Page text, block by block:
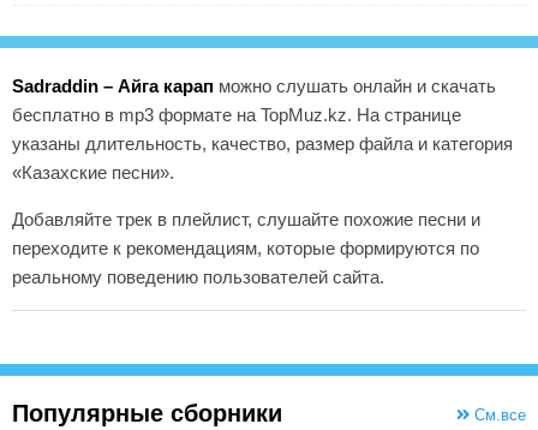
Sadraddin – Айга карап можно слушать онлайн и скачать
бесплатно в mp3 формате на TopMuz.kz. На странице
указаны длительность, качество, размер файла и категория
«Казахские песни».
Добавляйте трек в плейлист, слушайте похожие песни и
переходите к рекомендациям, которые формируются по
реальному поведению пользователей сайта.
Популярные сборники См.все